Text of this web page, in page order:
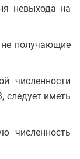
невыхода на
не получающие
численности
следует иметь
численность